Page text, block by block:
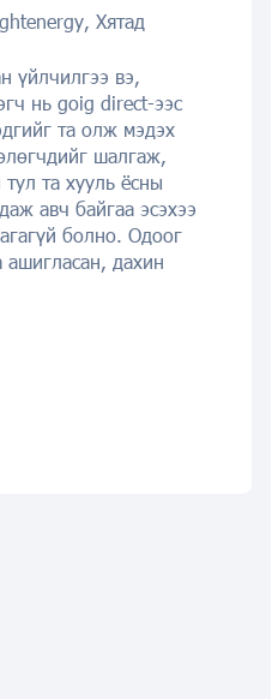
Хятад
үйлчилгээ вэ,
нь goig direct-ээс
та олж мэдэх
шалгаж,
та хууль ёсны
авч байгаа эсэхээ
болно. Одоог
ашигласан, дахин